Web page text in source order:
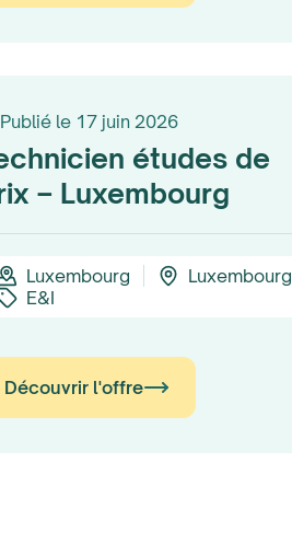
Publié le 17 juin 2026
études de
– Luxembourg
Luxembourg
Luxembourg
E&I
Découvrir l'offre